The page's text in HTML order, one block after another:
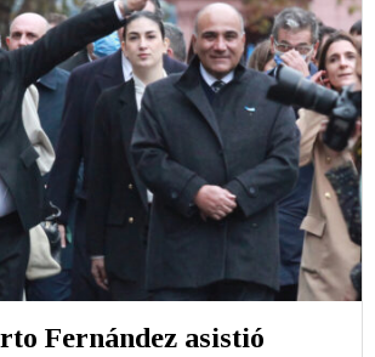
Fernández asistió